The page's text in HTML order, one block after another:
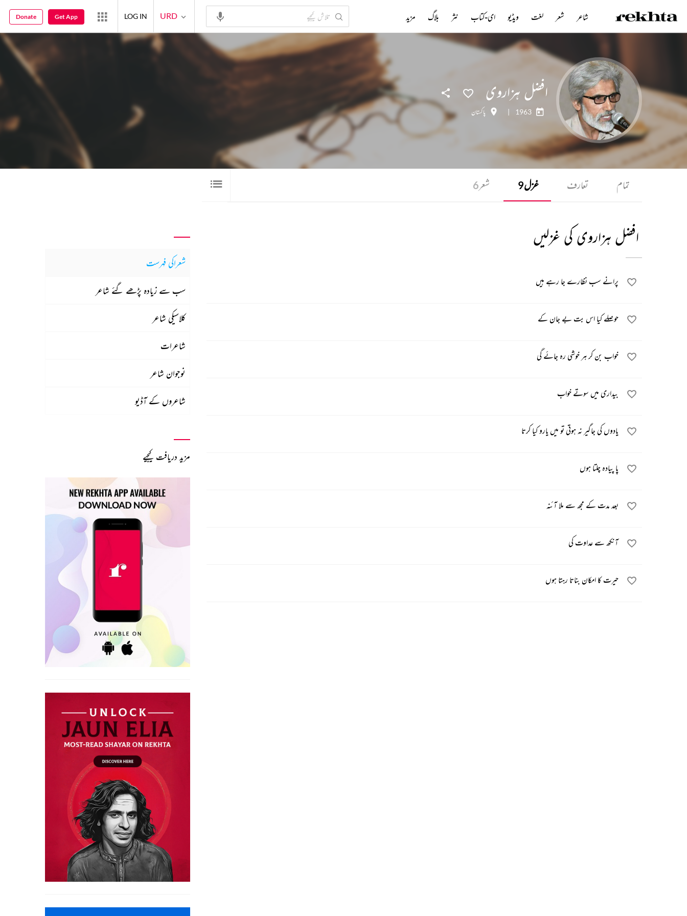
افضل ہزاروی
1963
| پاکستان
تمام تعارف غزل9 شعر6
افضل ہزاروی کی غزلیں
پرانے سب نظارے جا رہے ہیں
حوصلے کیا اس بت بے جان کے
خواب بن کر ہر خوشی رہ جائے گی
بیداری میں سوتے خواب
یادوں کی جاگیر نہ ہوتی تو میں یارو کیا کرتا
پا پیادہ چلتا ہوں
بعد مدت کے مجھ سے ملا آئنہ
آنکھ سے عداوت کی
حیرت کا امکان بناتا رہتا ہوں
شعراکی فہرست
سب سے زیادہ پڑھے گئے شاعر
کلاسیکی شاعر
شاعرات
نوجوان شاعر
شاعروں کے آڈیو
مزید دریافت کیجیے
شاعر شعر لغت ویڈیو ای-کتاب نثر بلاگ مزید URD
LOG IN
Get App
Donate